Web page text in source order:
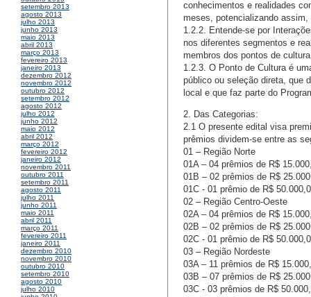
setembro 2013
agosto 2013
julho 2013
junho 2013
maio 2013
abril 2013
março 2013
fevereiro 2013
janeiro 2013
dezembro 2012
novembro 2012
outubro 2012
setembro 2012
agosto 2012
julho 2012
junho 2012
maio 2012
abril 2012
março 2012
fevereiro 2012
janeiro 2012
novembro 2011
outubro 2011
setembro 2011
agosto 2011
julho 2011
junho 2011
maio 2011
abril 2011
março 2011
fevereiro 2011
janeiro 2011
dezembro 2010
novembro 2010
outubro 2010
setembro 2010
agosto 2010
julho 2010
conhecimentos e realidades
meses, potencializando
1.2.2. Entende-se por
nos diferentes segmentos e
membros dos pontos de
1.2.3. O Ponto de Cultura é
público ou seleção direta, que
local e que faz parte do
2. Das Categorias:
2.1 O presente edital visa
prêmios dividem-se entre as
01 – Região Norte
01A – 04 prêmios de R$
01B – 02 prêmios de R$
01C - 01 prêmio de R$
02 – Região Centro-Oeste
02A – 04 prêmios de R$
02B – 02 prêmios de R$
02C - 01 prêmio de R$
03 – Região Nordeste
03A – 11 prêmios de R$
03B – 07 prêmios de R$
03C - 03 prêmios de R$